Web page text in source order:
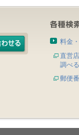
料金
直営
調べる
郵便